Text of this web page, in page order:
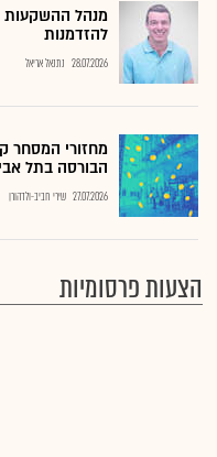
מנהל
להזדמנות
28.07.2026 נתנאל אריאל
מחזורי המסחר
הבורסה בתל
27.07.2026 שירי חביב-ולדהורן
הצעות פרסומיות